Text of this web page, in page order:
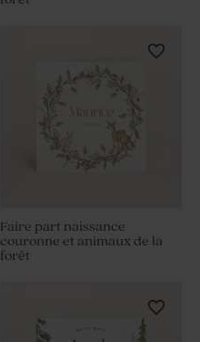
Faire part naissance
couronne et animaux de la
forêt